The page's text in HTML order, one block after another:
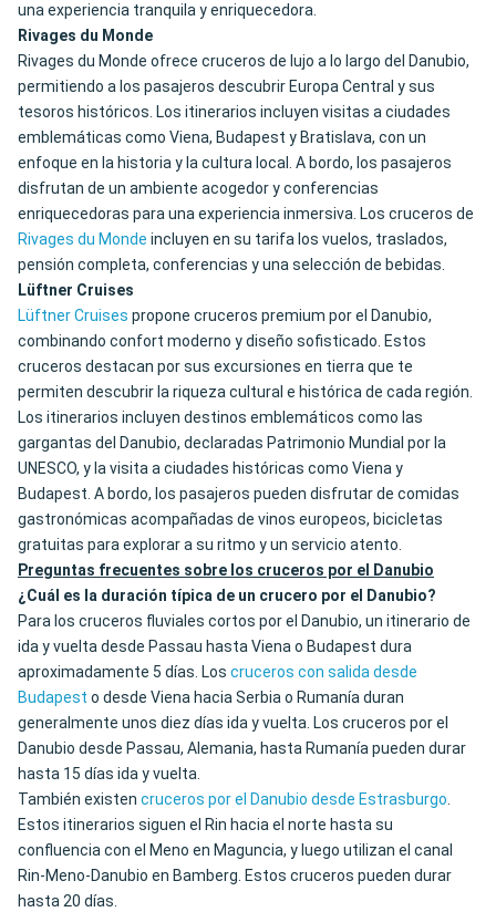
una experiencia tranquila y enriquecedora.
Rivages du Monde
Rivages du Monde ofrece cruceros de lujo a lo largo del Danubio,
permitiendo a los pasajeros descubrir Europa Central y sus
tesoros históricos. Los itinerarios incluyen visitas a ciudades
emblemáticas como Viena, Budapest y Bratislava, con un
enfoque en la historia y la cultura local. A bordo, los pasajeros
disfrutan de un ambiente acogedor y conferencias
enriquecedoras para una experiencia inmersiva. Los cruceros de
Rivages du Monde incluyen en su tarifa los vuelos, traslados,
pensión completa, conferencias y una selección de bebidas.
Lüftner Cruises
Lüftner Cruises propone cruceros premium por el Danubio,
combinando confort moderno y diseño sofisticado. Estos
cruceros destacan por sus excursiones en tierra que te
permiten descubrir la riqueza cultural e histórica de cada región.
Los itinerarios incluyen destinos emblemáticos como las
gargantas del Danubio, declaradas Patrimonio Mundial por la
UNESCO, y la visita a ciudades históricas como Viena y
Budapest. A bordo, los pasajeros pueden disfrutar de comidas
gastronómicas acompañadas de vinos europeos, bicicletas
gratuitas para explorar a su ritmo y un servicio atento.
Preguntas frecuentes sobre los cruceros por el Danubio
¿Cuál es la duración típica de un crucero por el Danubio?
Para los cruceros fluviales cortos por el Danubio, un itinerario de
ida y vuelta desde Passau hasta Viena o Budapest dura
aproximadamente 5 días. Los cruceros con salida desde
Budapest o desde Viena hacia Serbia o Rumanía duran
generalmente unos diez días ida y vuelta. Los cruceros por el
Danubio desde Passau, Alemania, hasta Rumanía pueden durar
hasta 15 días ida y vuelta.
También existen cruceros por el Danubio desde Estrasburgo.
Estos itinerarios siguen el Rin hacia el norte hasta su
confluencia con el Meno en Maguncia, y luego utilizan el canal
Rin-Meno-Danubio en Bamberg. Estos cruceros pueden durar
hasta 20 días.